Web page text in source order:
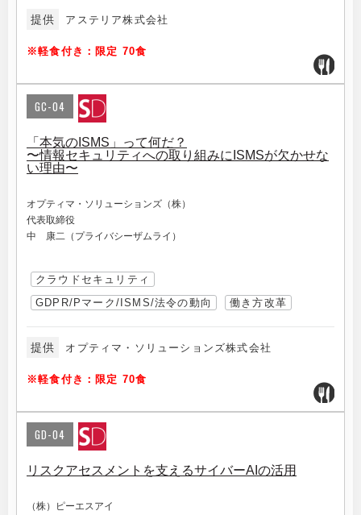
提供 アステリア株式会社
※軽食付き：限定 70食
GC-04
「本気のISMS」って何だ？
〜情報セキュリティへの取り組みにISMSが欠かせな
い理由〜
オプティマ・ソリューションズ（株）
代表取締役
中 康二（プライバシーザムライ）
クラウドセキュリティ
GDPR/Pマーク/ISMS/法令の動向
働き方改革
提供 オプティマ・ソリューションズ株式会社
※軽食付き：限定 70食
GD-04
リスクアセスメントを支えるサイバーAIの活用
（株）ピーエスアイ